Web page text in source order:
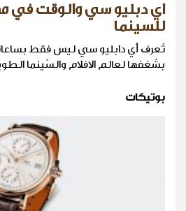
اي دبليو سي والوقت في
للسينما
تُعرف أي دابليو سي ليس فقط
بشغفها لعالم الافلام والسّينما
بوتيكات